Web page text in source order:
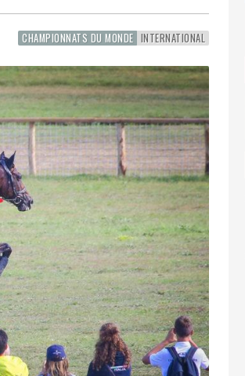
CHAMPIONNATS DU MONDE INTERNATIONAL